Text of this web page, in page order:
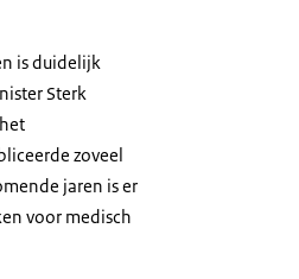
is duidelijk
Sterk
zoveel
jaren is er
voor medisch